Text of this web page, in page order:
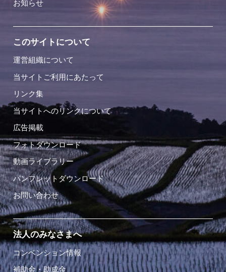
お知らせ
このサイトについて
運営組織について
当サイトご利用にあたって
リンク集
当サイトへのリンクについて
広告掲載
フォトダウンロード
動画ライブラリー
パンフレットダウンロード
お問い合わせ
法人のみなさまへ
コンベンション情報
補助金・助成金